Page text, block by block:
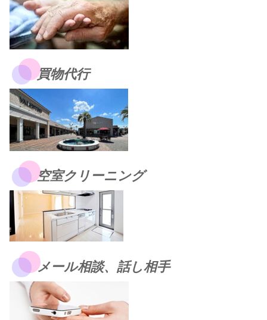
買物代行
空室クリーニング
メール相談、話し相手